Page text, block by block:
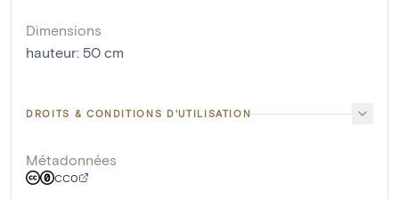
Dimensions
hauteur: 50 cm
DROITS & CONDITIONS D'UTILISATION
Métadonnées
CC0